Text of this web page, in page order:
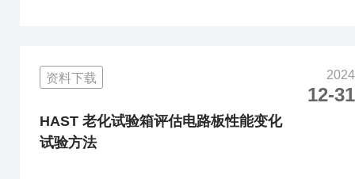
资料下载 2024
12-31
HAST 老化试验箱评估电路板性能变化
试验方法